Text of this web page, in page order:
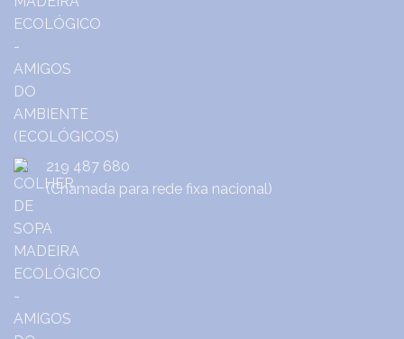
219 487 680
(Chamada para rede fixa nacional)